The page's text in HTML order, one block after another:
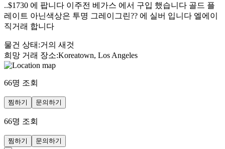
..$1730 에 팝니다 이주전 베가스 에서 구입 했습니다 골드 플
레이트 아닌색상은 투명 그레이그린?? 에 실버 입니다 엘에이
직거래 합니다
물건 상태 :거의 새것
희망 거래 장소:Koreatown, Los Angeles
66명 조회
찜하기 문의하기
66명 조회
찜하기 문의하기